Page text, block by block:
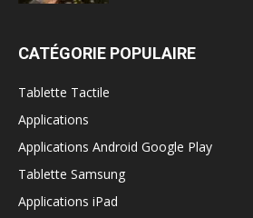
CATÉGORIE POPULAIRE
Tablette Tactile
Applications
Applications Android Google Play
Tablette Samsung
Applications iPad